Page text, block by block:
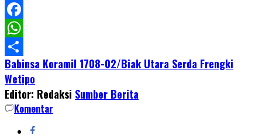
LinkedIn
Facebook
WhatsApp
Share
Babinsa Koramil 1708-02/Biak Utara Serda Frengki
Wetipo
Editor: Redaksi Sumber Berita
Komentar